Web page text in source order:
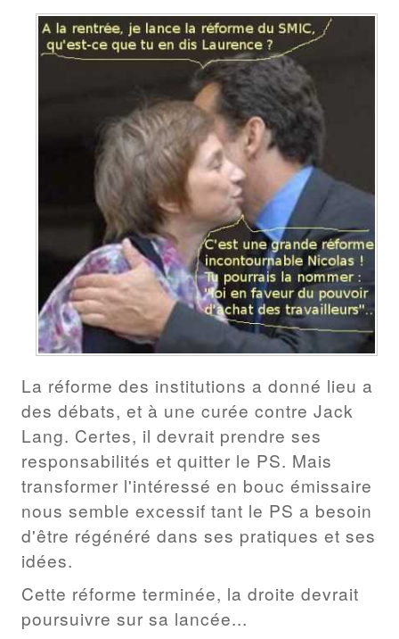
La réforme des institutions a donné lieu a
des débats, et à une curée contre Jack
Lang. Certes, il devrait prendre ses
responsabilités et quitter le PS. Mais
transformer l'intéressé en bouc émissaire
nous semble excessif tant le PS a besoin
d'être régénéré dans ses pratiques et ses
idées.
Cette réforme terminée, la droite devrait
poursuivre sur sa lancée...